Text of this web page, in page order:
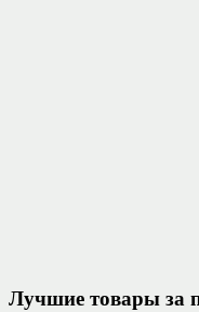
Лучшие товары за